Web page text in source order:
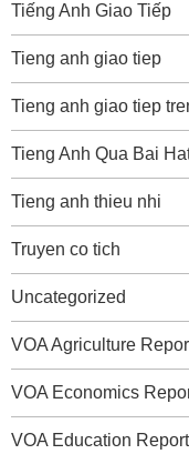
Tiếng Anh Giao Tiếp
Tieng anh giao tiep
Tieng anh giao tiep
Tieng Anh Qua Bai
Tieng anh thieu nhi
Truyen co tich
Uncategorized
VOA Agriculture
VOA Economics
VOA Education Report